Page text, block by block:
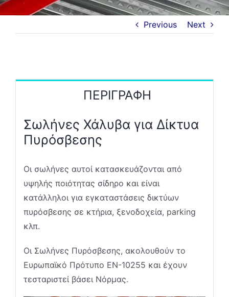
Previous Next
ΠΕΡΙΓΡΑΦΗ
Σωλήνες Χάλυβα για Δίκτυα
Πυρόσβεσης
Οι σωλήνες αυτοί κατασκευάζονται από
υψηλής ποιότητας σίδηρο και είναι
κατάλληλοι για εγκαταστάσεις δικτύων
πυρόσβεσης σε κτήρια, ξενοδοχεία, parking
κλπ.
Οι Σωλήνες Πυρόσβεσης, ακολουθούν το
Ευρωπαϊκό Πρότυπο EN-10255 και έχουν
τεσταριστεί βάσει Νόρμας.